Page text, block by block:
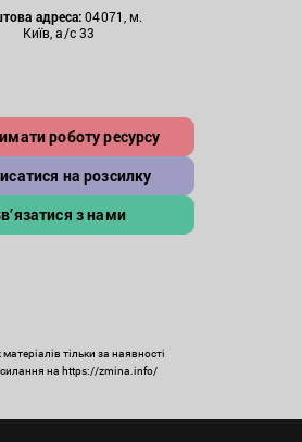
адреса:04071, м.
Київ, а/с 33
роботу ресурсу
на розсилку
з нами
тільки за наявності
на https://zmina.info/